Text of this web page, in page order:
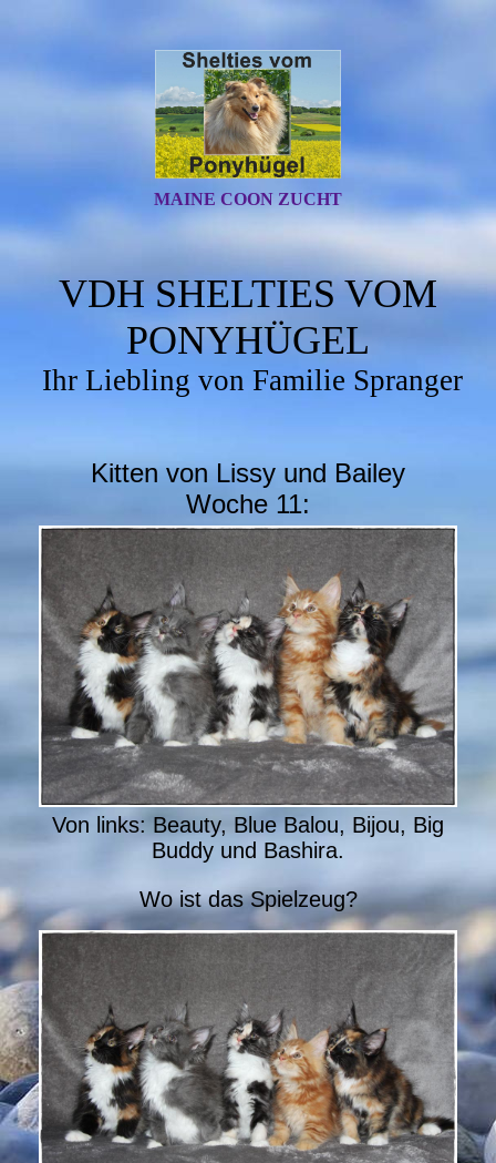
MAINE COON ZUCHT
VDH SHELTIES VOM
PONYHÜGEL
Ihr Liebling von Familie Spranger
Kitten von Lissy und Bailey
Woche 11:
Von links: Beauty, Blue Balou, Bijou, Big
Buddy und Bashira.
Wo ist das Spielzeug?